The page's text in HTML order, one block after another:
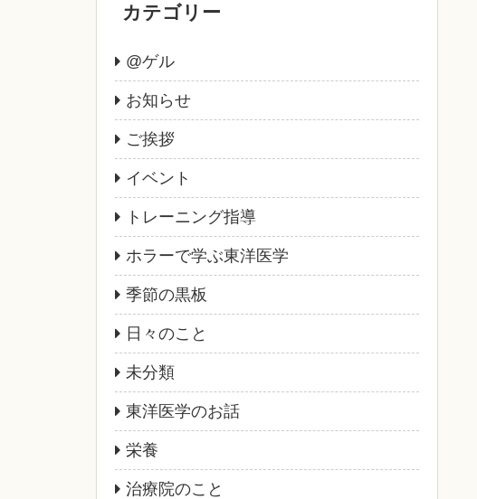
カテゴリー
@ゲル
お知らせ
ご挨拶
イベント
トレーニング指導
ホラーで学ぶ東洋医学
季節の黒板
日々のこと
未分類
東洋医学のお話
栄養
治療院のこと